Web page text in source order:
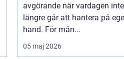
avgörande när vardagen inte
längre går att hantera på
hand. För mån...
05 maj 2026